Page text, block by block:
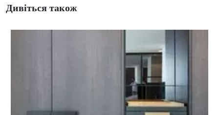
Дивіться також